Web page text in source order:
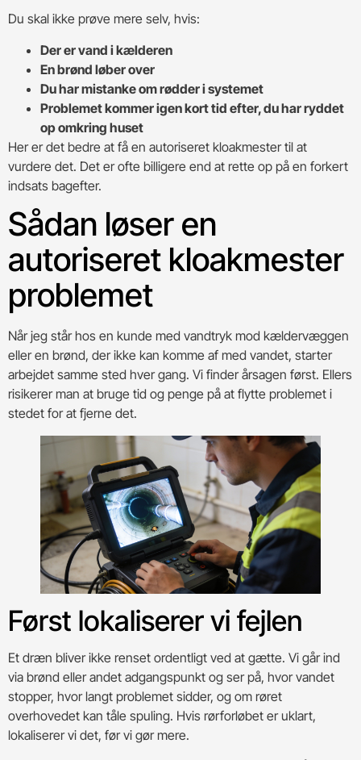
Du skal ikke prøve mere selv, hvis:
Der er vand i kælderen
En brønd løber over
Du har mistanke om rødder i systemet
Problemet kommer igen kort tid efter, du har ryddet
op omkring huset
Her er det bedre at få en autoriseret kloakmester til at
vurdere det. Det er ofte billigere end at rette op på en forkert
indsats bagefter.
Sådan løser en
autoriseret kloakmester
problemet
Når jeg står hos en kunde med vandtryk mod kældervæggen
eller en brønd, der ikke kan komme af med vandet, starter
arbejdet samme sted hver gang. Vi finder årsagen først. Ellers
risikerer man at bruge tid og penge på at flytte problemet i
stedet for at fjerne det.
Først lokaliserer vi fejlen
Et dræn bliver ikke renset ordentligt ved at gætte. Vi går ind
via brønd eller andet adgangspunkt og ser på, hvor vandet
stopper, hvor langt problemet sidder, og om røret
overhovedet kan tåle spuling. Hvis rørforløbet er uklart,
lokaliserer vi det, før vi gør mere.